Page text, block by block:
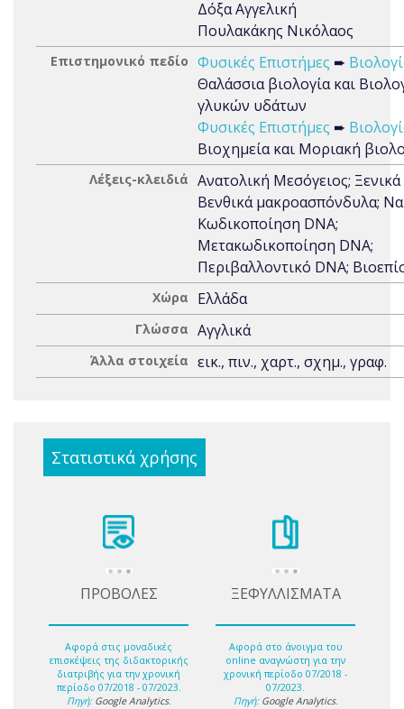
Δόξα Αγγελική
Πουλακάκης Νικόλαος
Επιστημονικό πεδίο Φυσικές Επιστήμες ➨
Θαλάσσια βιολογία και
γλυκών υδάτων
Φυσικές Επιστήμες ➨
Βιοχημεία και Μοριακή
Λέξεις-κλειδιά Ανατολική Μεσόγειος; Ξενικά
Βενθικά μακροασπόνδυλα;
Κωδικοποίηση DNA;
Μετακωδικοποίηση DNA;
Περιβαλλοντικό DNA;
Χώρα Ελλάδα
Γλώσσα Αγγλικά
Άλλα στοιχεία εικ., πιν., χαρτ., σχημ., γραφ.
Στατιστικά χρήσης
ΠΡΟΒΟΛΕΣ
Αφορά στις μοναδικές
επισκέψεις της διδακτορικής
διατριβής για την χρονική
περίοδο 07/2018 - 07/2023.
Πηγή: Google Analytics.
ΞΕΦΥΛΛΙΣΜΑΤΑ
Αφορά στο άνοιγμα του
online αναγνώστη για την
χρονική περίοδο 07/2018 -
07/2023.
Πηγή: Google Analytics.